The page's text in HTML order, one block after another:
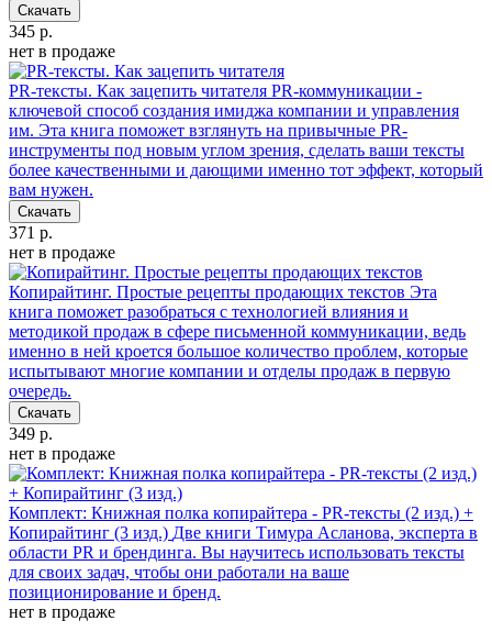
Скачать
345 р.
нет в продаже
PR-тексты. Как зацепить читателя PR-коммуникации -
ключевой способ создания имиджа компании и управления
им. Эта книга поможет взглянуть на привычные PR-
инструменты под новым углом зрения, сделать ваши тексты
более качественными и дающими именно тот эффект, который
вам нужен.
Скачать
371 р.
нет в продаже
Копирайтинг. Простые рецепты продающих текстов Эта
книга поможет разобраться с технологией влияния и
методикой продаж в сфере письменной коммуникации, ведь
именно в ней кроется большое количество проблем, которые
испытывают многие компании и отделы продаж в первую
очередь.
Скачать
349 р.
нет в продаже
Комплект: Книжная полка копирайтера - PR-тексты (2 изд.) +
Копирайтинг (3 изд.) Две книги Тимура Асланова, эксперта в
области PR и брендинга. Вы научитесь использовать тексты
для своих задач, чтобы они работали на ваше
позиционирование и бренд.
нет в продаже